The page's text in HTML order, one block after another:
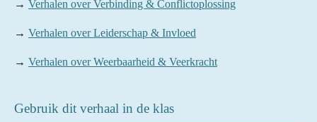
→ Verhalen over Verbinding & Conflictoplossing
→ Verhalen over Leiderschap & Invloed
→ Verhalen over Weerbaarheid & Veerkracht
Gebruik dit verhaal in de klas